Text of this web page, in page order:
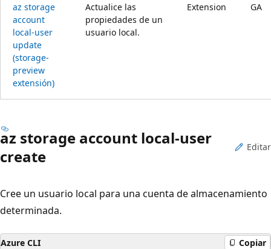
az storage
account
local-user
update
(storage-
preview
extensión)
Actualice las
propiedades de un
usuario local.
Extension GA
az storage account local-user
create
Editar
Cree un usuario local para una cuenta de almacenamiento
determinada.
Azure CLI Copiar